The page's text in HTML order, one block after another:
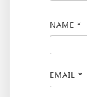
NAME *
EMAIL *